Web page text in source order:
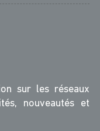
sur les réseaux
nouveautés et